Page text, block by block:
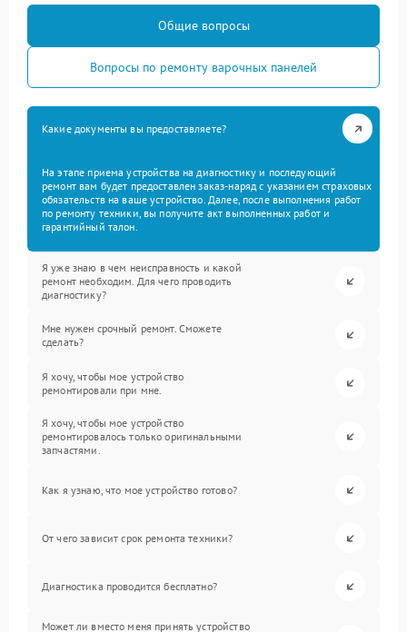
Общие вопросы
Вопросы по ремонту варочных панелей
Какие документы вы предоставляете?
На этапе приема устройства на диагностику и последующий
ремонт вам будет предоставлен заказ-наряд с указанием страховых
обязательств на ваше устройство. Далее, после выполнения работ
по ремонту техники, вы получите акт выполненных работ и
гарантийный талон.
Я уже знаю в чем неисправность и какой
ремонт необходим. Для чего проводить
диагностику?
Мне нужен срочный ремонт. Сможете
сделать?
Я хочу, чтобы мое устройство
ремонтировали при мне.
Я хочу, чтобы мое устройство
ремонтировалось только оригинальными
запчастями.
Как я узнаю, что мое устройство готово?
От чего зависит срок ремонта техники?
Диагностика проводится бесплатно?
Может ли вместо меня принять устройство